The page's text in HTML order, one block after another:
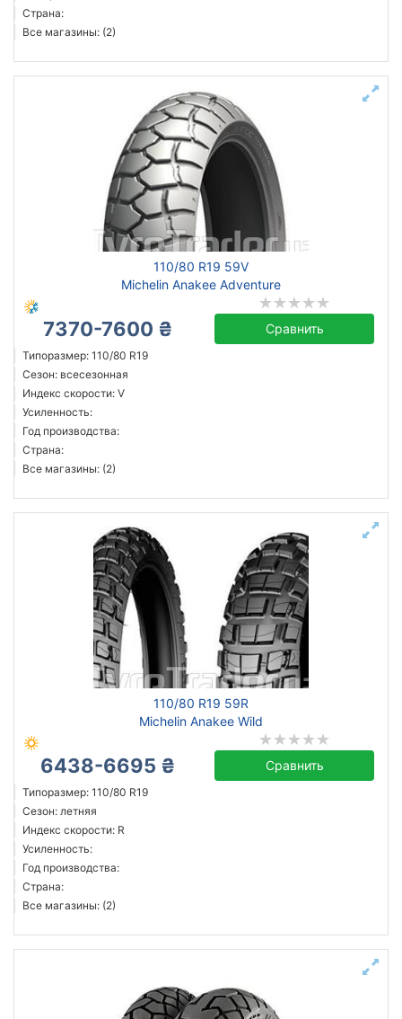
Страна:
Все магазины: (2)
110/80 R19 59V
Michelin Anakee Adventure
7370-7600 ₴ Сравнить
Типоразмер: 110/80 R19
Сезон: всесезонная
Индекс скорости: V
Усиленность:
Год производства:
Страна:
Все магазины: (2)
110/80 R19 59R
Michelin Anakee Wild
6438-6695 ₴ Сравнить
Типоразмер: 110/80 R19
Сезон: летняя
Индекс скорости: R
Усиленность:
Год производства:
Страна:
Все магазины: (2)